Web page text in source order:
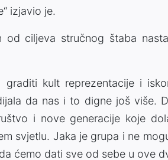
izjavio je.
ciljeva stručnog štaba
graditi kult reprezentacije i
da nas i to digne još više.
i nove generacije koje
svjetlu. Jaka je grupa i ne
ćemo dati sve od sebe u ove